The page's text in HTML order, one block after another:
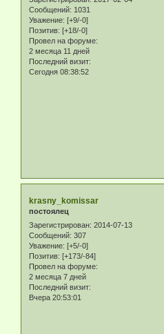
Сообщений: 1031
Уважение: [+9/-0]
Позитив: [+18/-0]
Провел на форуме:
2 месяца 11 дней
Последний визит:
Сегодня 08:38:52
krasny_komissar
постоялец
Зарегистрирован: 2014-07-13
Сообщений: 307
Уважение: [+5/-0]
Позитив: [+173/-84]
Провел на форуме:
2 месяца 7 дней
Последний визит:
Вчера 20:53:01